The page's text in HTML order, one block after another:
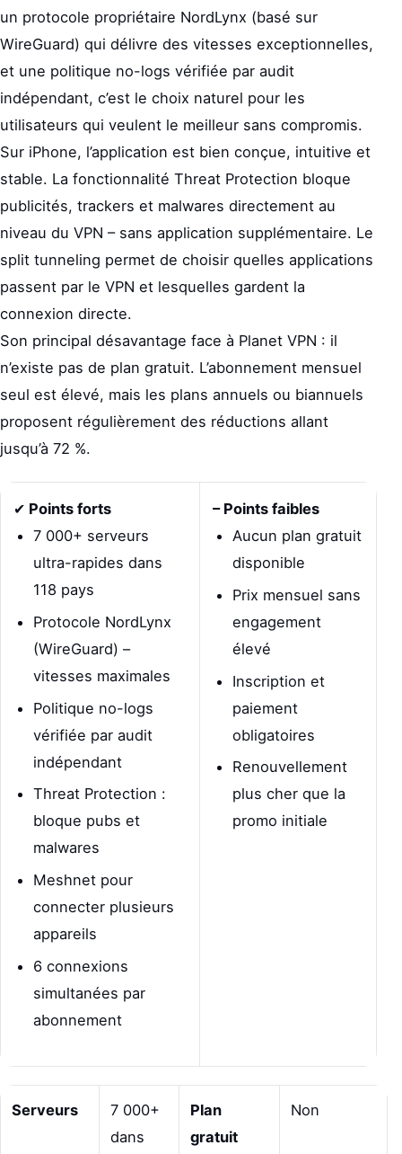
un protocole propriétaire NordLynx (basé sur
WireGuard) qui délivre des vitesses exceptionnelles,
et une politique no-logs vérifiée par audit
indépendant, c’est le choix naturel pour les
utilisateurs qui veulent le meilleur sans compromis.
Sur iPhone, l’application est bien conçue, intuitive et
stable. La fonctionnalité Threat Protection bloque
publicités, trackers et malwares directement au
niveau du VPN – sans application supplémentaire. Le
split tunneling permet de choisir quelles applications
passent par le VPN et lesquelles gardent la
connexion directe.
Son principal désavantage face à Planet VPN : il
n’existe pas de plan gratuit. L’abonnement mensuel
seul est élevé, mais les plans annuels ou biannuels
proposent régulièrement des réductions allant
jusqu’à 72 %.
✔ Points forts
7 000+ serveurs
ultra-rapides dans
118 pays
Protocole NordLynx
(WireGuard) –
vitesses maximales
Politique no-logs
vérifiée par audit
indépendant
Threat Protection :
bloque pubs et
malwares
Meshnet pour
connecter plusieurs
appareils
6 connexions
simultanées par
abonnement
– Points faibles
Aucun plan gratuit
disponible
Prix mensuel sans
engagement
élevé
Inscription et
paiement
obligatoires
Renouvellement
plus cher que la
promo initiale
Serveurs
7 000+
dans
Plan
gratuit
Non